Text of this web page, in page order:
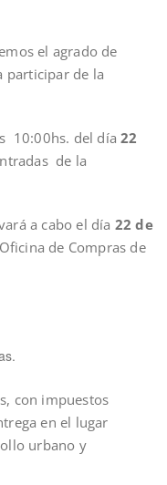
de
participar de la
10:00hs. del día22
de la
a cabo el día 22 de
de Compras de
con impuestos
en el lugar
urbano y